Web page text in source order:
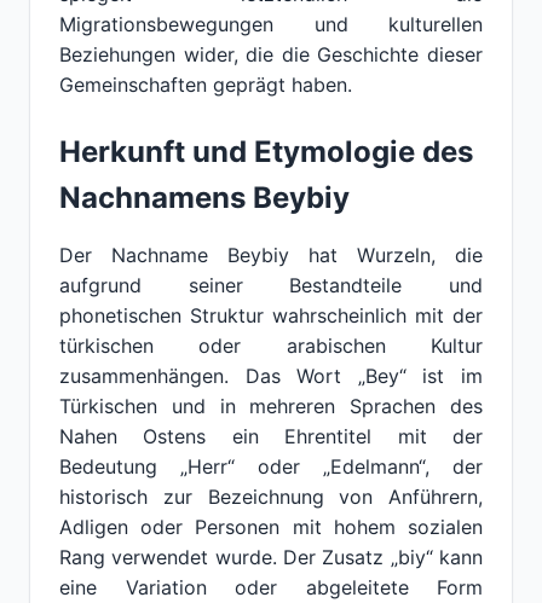
Migrationsbewegungen und kulturellen
Beziehungen wider, die die Geschichte dieser
Gemeinschaften geprägt haben.
Herkunft und Etymologie des
Nachnamens Beybiy
Der Nachname Beybiy hat Wurzeln, die
aufgrund seiner Bestandteile und
phonetischen Struktur wahrscheinlich mit der
türkischen oder arabischen Kultur
zusammenhängen. Das Wort „Bey“ ist im
Türkischen und in mehreren Sprachen des
Nahen Ostens ein Ehrentitel mit der
Bedeutung „Herr“ oder „Edelmann“, der
historisch zur Bezeichnung von Anführern,
Adligen oder Personen mit hohem sozialen
Rang verwendet wurde. Der Zusatz „biy“ kann
eine Variation oder abgeleitete Form